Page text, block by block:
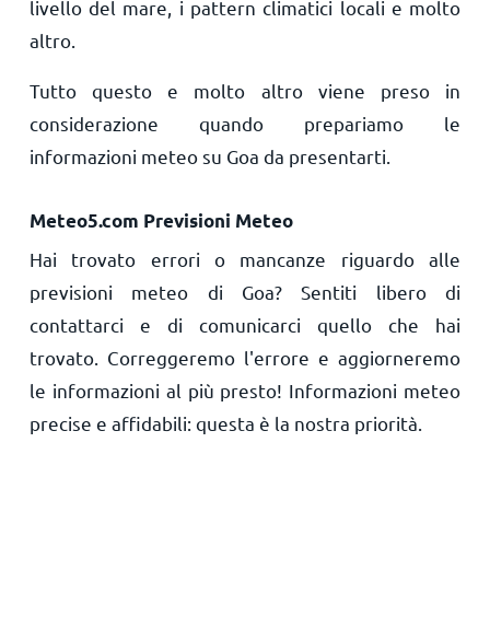
livello del mare, i pattern climatici locali e molto
altro.
Tutto questo e molto altro viene preso in
considerazione quando prepariamo le
informazioni meteo su Goa da presentarti.
Meteo5.com Previsioni Meteo
Hai trovato errori o mancanze riguardo alle
previsioni meteo di Goa? Sentiti libero di
contattarci e di comunicarci quello che hai
trovato. Correggeremo l'errore e aggiorneremo
le informazioni al più presto! Informazioni meteo
precise e affidabili: questa è la nostra priorità.